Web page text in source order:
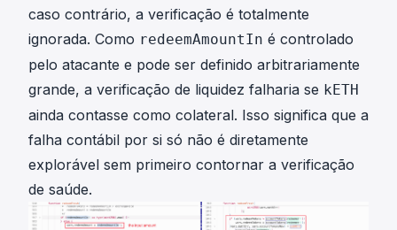
caso contrário, a verificação é totalmente
ignorada. Como redeemAmountIn é controlado
pelo atacante e pode ser definido arbitrariamente
grande, a verificação de liquidez falharia se kETH
ainda contasse como colateral. Isso significa que a
falha contábil por si só não é diretamente
explorável sem primeiro contornar a verificação
de saúde.